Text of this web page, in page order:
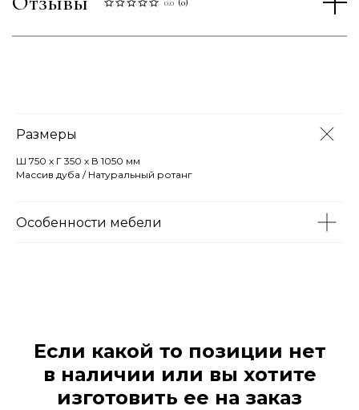
0.0 (0)
Размеры
Ш 750 х Г 350 х В 1050 мм
Массив дуба / Натуральный ротанг
Особенности мебели
Если какой то позиции нет
в наличии или вы хотите
изготовить ее на заказ